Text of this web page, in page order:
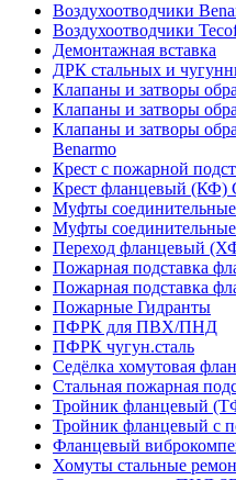
Воздухоотводчики
Воздухоотводчики
Демонтажная вставка
ДРК стальных и
Клапаны и затворы
Клапаны и затворы
Клапаны и затворы
Benarmo
Крест с пожарной
Крест фланцевый (КФ)
Муфты
Муфты
Переход фланцевый
Пожарная подставка
Пожарная подставка
Пожарные Гидранты
ПФРК для ПВХ/ПНД
ПФРК чугун.сталь
Седёлка хомутовая
Стальная пожарная
Тройник фланцевый
Тройник фланцевый с
Фланцевый
Хомуты стальные